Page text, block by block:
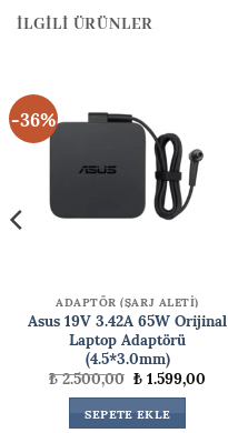
İLGILI ÜRÜNLER
-36%
ADAPTÖR (ŞARJ ALETİ)
Asus 19V 3.42A 65W Orijinal
Laptop Adaptörü
(4.5*3.0mm)
₺2.500,00Orijinal
fiyat:
₺ 2.500,00.
₺1.599,00
SEPETE EKLE